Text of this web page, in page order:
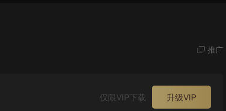
推广
仅限VIP下载 升级VIP